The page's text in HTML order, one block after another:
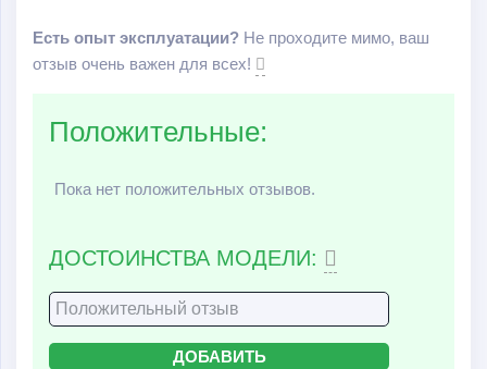
Есть опыт эксплуатации? Не проходите мимо, ваш
отзыв очень важен для всех!
Положительные:
Пока нет положительных отзывов.
ДОСТОИНСТВА МОДЕЛИ: